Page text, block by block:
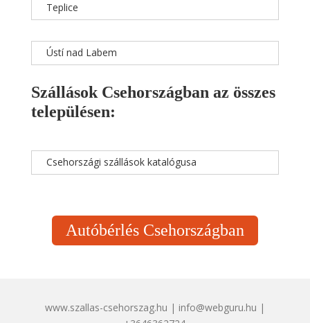
Teplice
Ústí nad Labem
Szállások Csehországban az összes
településen:
Csehországi szállások katalógusa
Autóbérlés Csehországban
www.szallas-csehorszag.hu | info@webguru.hu |